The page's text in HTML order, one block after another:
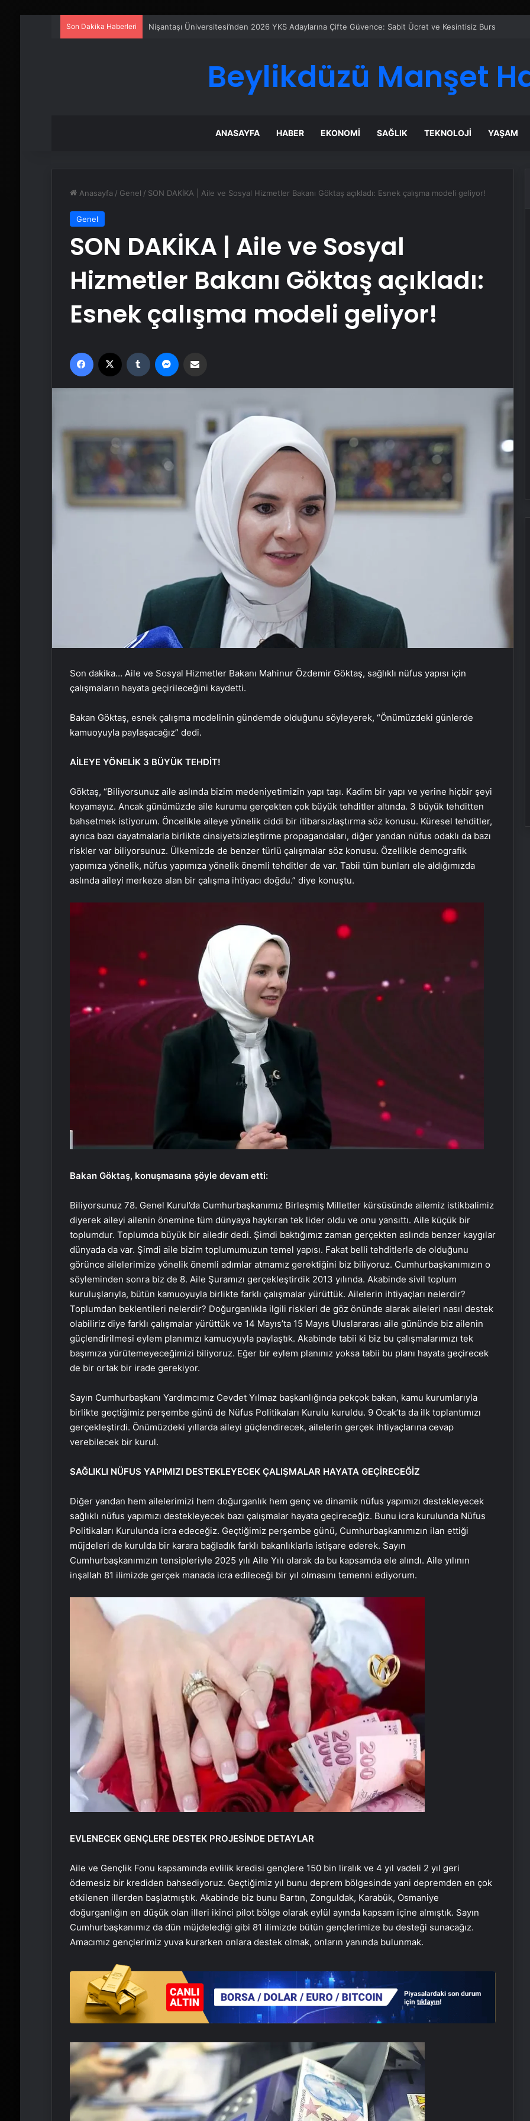
Son Dakika Haberleri Ankara rent a car
Beylikdüzü Manşet
ANASAYFA HABER EKONOMI SAĞLIK TEKNOLOJI YAŞAM
Anasayfa / Genel / SON DAKİKA | Aile ve Sosyal Hizmetler Bakanı Göktaş açıkladı: Esnek çalışma modeli geliyor!
Genel
SON DAKİKA | Aile ve Sosyal
Hizmetler Bakanı Göktaş açıkladı:
Esnek çalışma modeli geliyor!
Facebook Tumblr
Son dakika… Aile ve Sosyal Hizmetler Bakanı Mahinur Özdemir Göktaş, sağlıklı nüfus yapısı için
çalışmaların hayata geçirileceğini kaydetti.
Bakan Göktaş, esnek çalışma modelinin gündemde olduğunu söyleyerek, “Önümüzdeki günlerde
kamuoyuyla paylaşacağız” dedi.
AİLEYE YÖNELİK 3 BÜYÜK TEHDİT!
Göktaş, “Biliyorsunuz aile aslında bizim medeniyetimizin yapı taşı. Kadim bir yapı ve yerine hiçbir şeyi
koyamayız. Ancak günümüzde aile kurumu gerçekten çok büyük tehditler altında. 3 büyük tehditten
bahsetmek istiyorum. Öncelikle aileye yönelik ciddi bir itibarsızlaştırma söz konusu. Küresel tehditler,
ayrıca bazı dayatmalarla birlikte cinsiyetsizleştirme propagandaları, diğer yandan nüfus odaklı da bazı
riskler var biliyorsunuz. Ülkemizde de benzer türlü çalışmalar söz konusu. Özellikle demografik
yapımıza yönelik, nüfus yapımıza yönelik önemli tehditler de var. Tabii tüm bunları ele aldığımızda
aslında aileyi merkeze alan bir çalışma ihtiyacı doğdu.” diye konuştu.
Bakan Göktaş, konuşmasına şöyle devam etti:
Biliyorsunuz 78. Genel Kurul’da Cumhurbaşkanımız Birleşmiş Milletler kürsüsünde ailemiz istikbalimiz
diyerek aileyi ailenin önemine tüm dünyaya haykıran tek lider oldu ve onu yansıttı. Aile küçük bir
toplumdur. Toplumda büyük bir ailedir dedi. Şimdi baktığımız zaman gerçekten aslında benzer kaygılar
dünyada da var. Şimdi aile bizim toplumumuzun temel yapısı. Fakat belli tehditlerle de olduğunu
görünce ailelerimize yönelik önemli adımlar atmamız gerektiğini biz biliyoruz. Cumhurbaşkanımızın o
söyleminden sonra biz de 8. Aile Şuramızı gerçekleştirdik 2013 yılında. Akabinde sivil toplum
kuruluşlarıyla, bütün kamuoyuyla birlikte farklı çalışmalar yürüttük. Ailelerin ihtiyaçları nelerdir?
Toplumdan beklentileri nelerdir? Doğurganlıkla ilgili riskleri de göz önünde alarak aileleri nasıl destek
olabiliriz diye farklı çalışmalar yürüttük ve 14 Mayıs’ta 15 Mayıs Uluslararası aile gününde biz ailenin
güçlendirilmesi eylem planımızı kamuoyuyla paylaştık. Akabinde tabii ki biz bu çalışmalarımızı tek
başımıza yürütemeyeceğimizi biliyoruz. Eğer bir eylem planınız yoksa tabii bu planı hayata geçirecek
de bir ortak bir irade gerekiyor.
Sayın Cumhurbaşkanı Yardımcımız Cevdet Yılmaz başkanlığında pekçok bakan, kamu kurumlarıyla
birlikte geçtiğimiz perşembe günü de Nüfus Politikaları Kurulu kuruldu. 9 Ocak’ta da ilk toplantımızı
gerçekleştirdi. Önümüzdeki yıllarda aileyi güçlendirecek, ailelerin gerçek ihtiyaçlarına cevap
verebilecek bir kurul.
SAĞLIKLI NÜFUS YAPIMIZI DESTEKLEYECEK ÇALIŞMALAR HAYATA GEÇİRECEĞİZ
Diğer yandan hem ailelerimizi hem doğurganlık hem genç ve dinamik nüfus yapımızı destekleyecek
sağlıklı nüfus yapımızı destekleyecek bazı çalışmalar hayata geçireceğiz. Bunu icra kurulunda Nüfus
Politikaları Kurulunda icra edeceğiz. Geçtiğimiz perşembe günü, Cumhurbaşkanımızın ilan ettiği
müjdeleri de kurulda bir karara bağladık farklı bakanlıklarla istişare ederek. Sayın
Cumhurbaşkanımızın tensipleriyle 2025 yılı Aile Yılı olarak da bu kapsamda ele alındı. Aile yılının
inşallah 81 ilimizde gerçek manada icra edileceği bir yıl olmasını temenni ediyorum.
EVLENECEK GENÇLERE DESTEK PROJESİNDE DETAYLAR
Aile ve Gençlik Fonu kapsamında evlilik kredisi gençlere 150 bin liralık ve 4 yıl vadeli 2 yıl geri
ödemesiz bir krediden bahsediyoruz. Geçtiğimiz yıl bunu deprem bölgesinde yani depremden en çok
etkilenen illerden başlatmıştık. Akabinde biz bunu Bartın, Zonguldak, Karabük, Osmaniye
doğurganlığın en düşük olan illeri ikinci pilot bölge olarak eylül ayında kapsam içine almıştık. Sayın
Cumhurbaşkanımız da dün müjdelediği gibi 81 ilimizde bütün gençlerimize bu desteği sunacağız.
Amacımız gençlerimiz yuva kurarken onlara destek olmak, onların yanında bulunmak.